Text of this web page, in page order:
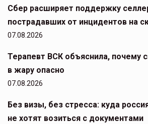
Сбер расширяет поддержку
пострадавших от инцидентов на
07.08.2026
Терапевт ВСК объяснила, почему
в жару опасно
07.08.2026
Без визы, без стресса: куда
не хотят возиться с документами